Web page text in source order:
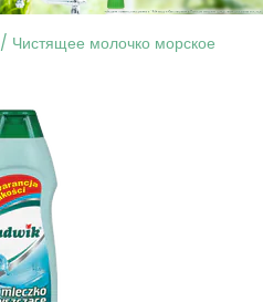
/ Чистящее молочко морское